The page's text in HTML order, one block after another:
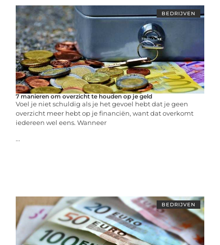
BEDRIJVEN
7 manieren om overzicht te houden op je geld
Voel je niet schuldig als je het gevoel hebt dat je geen
overzicht meer hebt op je financiën, want dat overkomt
iedereen wel eens. Wanneer
...
BEDRIJVEN